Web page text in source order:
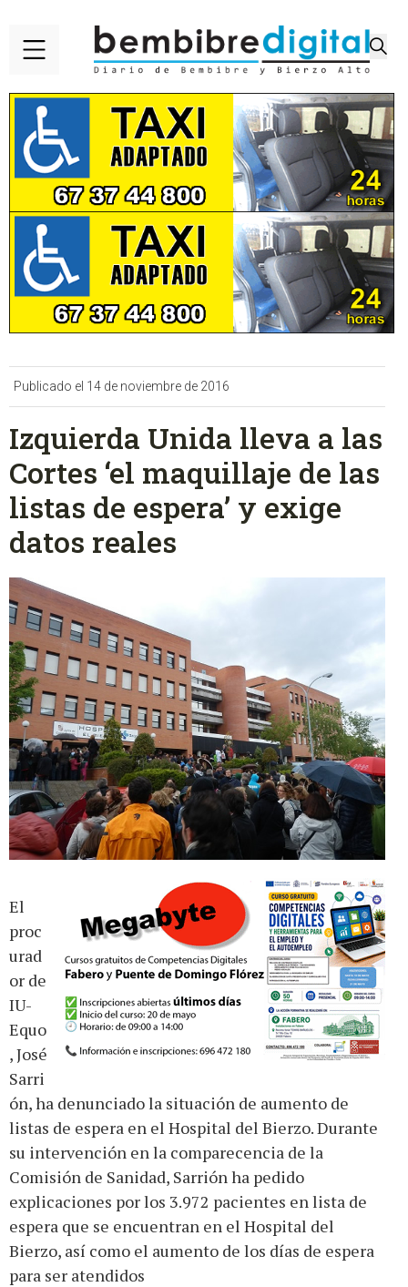
Publicado el 14 de noviembre de 2016
Izquierda Unida lleva a las
Cortes ‘el maquillaje de las
listas de espera’ y exige
datos reales
El
proc
urad
or de
IU-
Equo
, José
Sarri
ón, ha denunciado la situación de aumento de
listas de espera en el Hospital del Bierzo. Durante
su intervención en la comparecencia de la
Comisión de Sanidad, Sarrión ha pedido
explicaciones por los 3.972 pacientes en lista de
espera que se encuentran en el Hospital del
Bierzo, así como el aumento de los días de espera
para ser atendidos